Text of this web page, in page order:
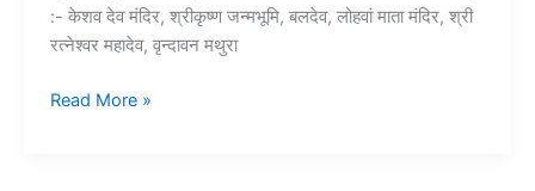
:- केशव देव मंदिर, श्रीकृष्ण जन्मभूमि, बलदेव, लोहवां माता मंदिर, श्री
रत्नेश्वर महादेव, वृन्दावन मथुरा
10+
Read More »